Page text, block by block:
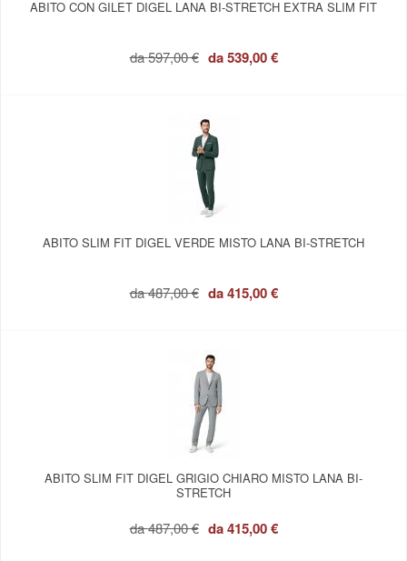
ABITO CON GILET DIGEL LANA BI-STRETCH EXTRA SLIM FIT
da597,00 € da539,00 €
ABITO SLIM FIT DIGEL VERDE MISTO LANA BI-STRETCH
da487,00 € da415,00 €
ABITO SLIM FIT DIGEL GRIGIO CHIARO MISTO LANA BI-
STRETCH
da487,00 € da415,00 €